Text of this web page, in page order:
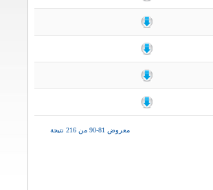
معروض 81-90 من 216 نتيجة